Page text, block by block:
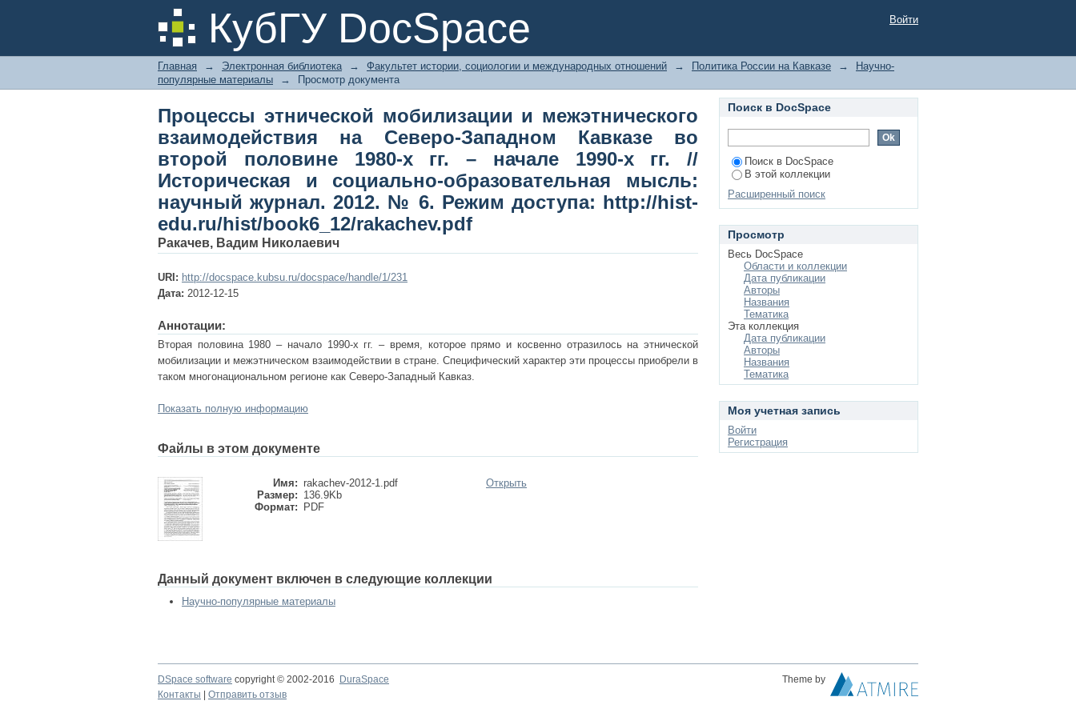
КубГУ DocSpace
Процессы этнической мобилизации и межэтнического взаимодействия на
Северо-Западном Кавказе во второй половине 1980-х гг. – начале 1990-х гг. //
Историческая и социально-образовательная мысль: научный журнал. 2012.
№ 6. Режим доступа: http://hist-edu.ru/hist/book6_12/rakachev.pdf
Войти
Главная → Электронная библиотека → Факультет истории, социологии и международных отношений → Политика России на Кавказе →
Научно-
популярные материалы
→ Просмотр документа
Процессы этнической мобилизации и межэтнического
взаимодействия на Северо-Западном Кавказе во
второй половине 1980-х гг. – начале 1990-х гг. //
Историческая и социально-образовательная мысль:
научный журнал. 2012. № 6. Режим доступа: http://hist-
edu.ru/hist/book6_12/rakachev.pdf
Ракачев, Вадим Николаевич
URI: http://docspace.kubsu.ru/docspace/handle/1/231
Дата: 2012-12-15
Аннотации:
Вторая половина 1980 – начало 1990-х гг. – время, которое прямо и косвенно отразилось на этнической
мобилизации и межэтническом взаимодействии в стране. Специфический характер эти процессы приобрели в
таком многонациональном регионе как Северо-Западный Кавказ.
Показать полную информацию
Файлы в этом документе
Имя: rakachev-2012-1.pdf
Размер: 136.9Kb
Формат:
PDF
Открыть
Данный документ включен в следующие коллекции
Научно-популярные материалы
Поиск в DocSpace
Поиск в DocSpace
В этой коллекции
Расширенный поиск
Просмотр
Весь DocSpace
Области и коллекции
Дата публикации
Авторы
Названия
Тематика
Эта коллекция
Дата публикации
Авторы
Названия
Тематика
Моя учетная запись
Войти
Регистрация
DSpace software copyright © 2002-2016 DuraSpace
Theme by
Контакты
Отправить отзыв